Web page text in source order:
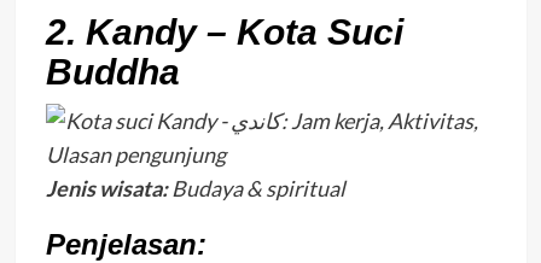
2. Kandy – Kota Suci
Buddha
Jenis wisata:Budaya & spiritual
Penjelasan: